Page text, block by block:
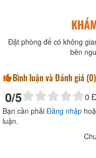
Đặt phòng để có không
bên
Bình luận và Đánh giá (0)
0/5 0
Bạn cần phải Đăng nhập
luận.